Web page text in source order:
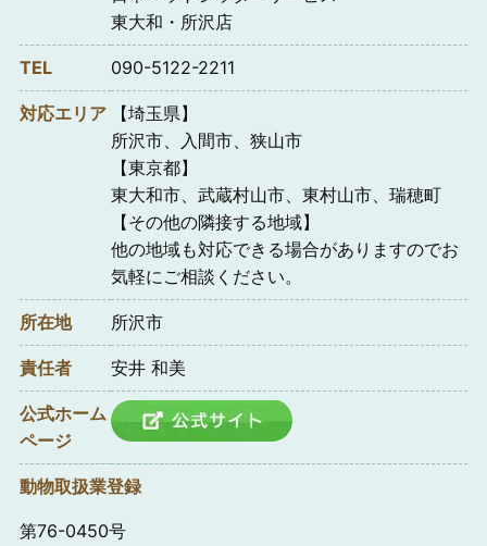
東大和・所沢店
TEL 090-5122-2211
対応エリア
【埼玉県】
所沢市、入間市、狭山市
【東京都】
東大和市、武蔵村山市、東村山市、瑞穂町
【その他の隣接する地域】
他の地域も対応できる場合がありますのでお
気軽にご相談ください。
所在地 所沢市
責任者 安井 和美
公式ホーム
ページ
動物取扱業登録
第76-0450号